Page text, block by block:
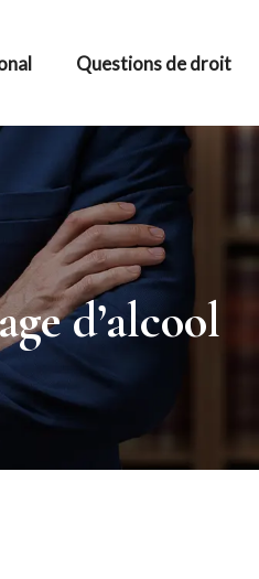
Questions de droit
d’alcool